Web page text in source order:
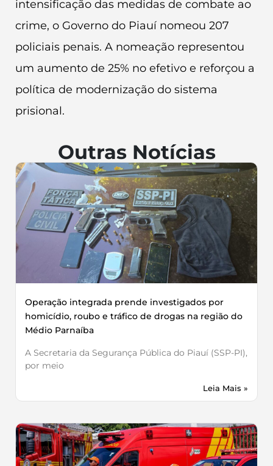
intensificação das medidas de combate ao
crime, o Governo do Piauí nomeou 207
policiais penais. A nomeação representou
um aumento de 25% no efetivo e reforçou a
política de modernização do sistema
prisional.
Outras Notícias
Operação integrada prende investigados por
homicídio, roubo e tráfico de drogas na região do
Médio Parnaíba
A Secretaria da Segurança Pública do Piauí (SSP-PI),
por meio
Leia Mais »